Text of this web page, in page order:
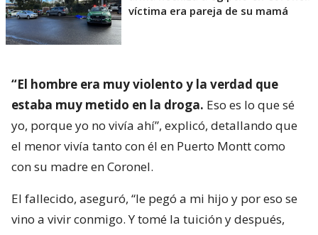
víctima era pareja de su mamá
“El hombre era muy violento y la verdad que
estaba muy metido en la droga. Eso es lo que sé
yo, porque yo no vivía ahí”, explicó, detallando que
el menor vivía tanto con él en Puerto Montt como
con su madre en Coronel.
El fallecido, aseguró, “le pegó a mi hijo y por eso se
vino a vivir conmigo. Y tomé la tuición y después,